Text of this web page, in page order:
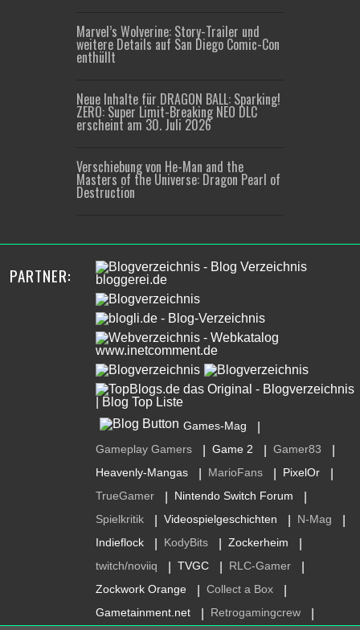
Marvel’s Wolverine: Story-Trailer und
weitere Details auf San Diego Comic-Con
enthüllt
Neue Inhalte für DRAGON BALL: Sparking!
ZERO: Super Limit-Breaking NEO DLC
erscheint am 30. Juli 2026
Verschiebung von He-Man and the
Masters of the Universe: Dragon Pearl of
Destruction
PARTNER:
Games-Mag
Gameplay Gamers Game 2 Gamer83
Heavenly-Mangas MarioFans PixelOr
TrueGamer Nintendo Switch Forum
Spielkritik Videospielgeschichten N-Mag
Indieflock KodyBits Zockerheim
twitch/noviiq TVGC RLC-Gamer
Zockwork Orange Collect a Box
Gametainment.net Retrogamingcrew